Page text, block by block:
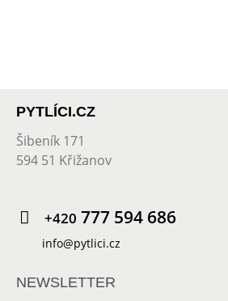
PYTLÍCI.CZ
Šibeník 171
594 51 Křižanov
+420 777 594 686
info@pytlici.cz
NEWSLETTER